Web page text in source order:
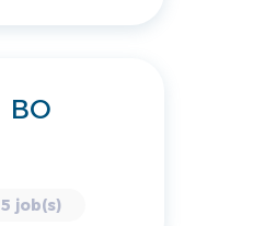
BO
5 job(s)